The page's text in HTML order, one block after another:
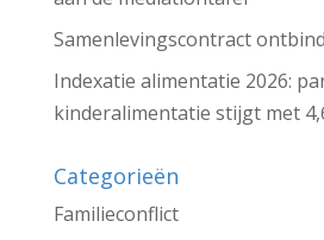
Samenlevingscontract
Indexatie alimentatie 2026:
kinderalimentatie stijgt met
Categorieën
Familieconflict